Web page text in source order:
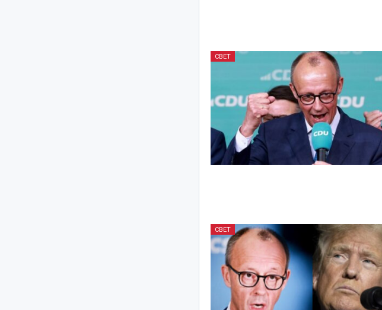
СВЕТ
СВЕТ